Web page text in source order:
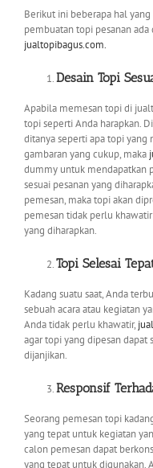
Berikut ini beberapa hal
pembuatan topi pesanan
jualtopibagus.com.
Desain Topi
Apabila memesan topi di
topi seperti Anda harapkan. Di
ditanya seperti apa topi
gambaran yang cukup, maka
dummy untuk mendapatkan
sesuai pesanan yang
pemesan, maka topi akan
pemesan tidak perlu
yang diharapkan.
Topi Selesai
Kadang suatu saat, Anda
sebuah acara atau kegiatan
Anda tidak perlu khawatir,
agar topi yang dipesan dapat
dijanjikan.
Responsif
Seorang pemesan topi
yang tepat untuk kegiatan
calon pemesan dapat
yang tepat untuk digunakan.